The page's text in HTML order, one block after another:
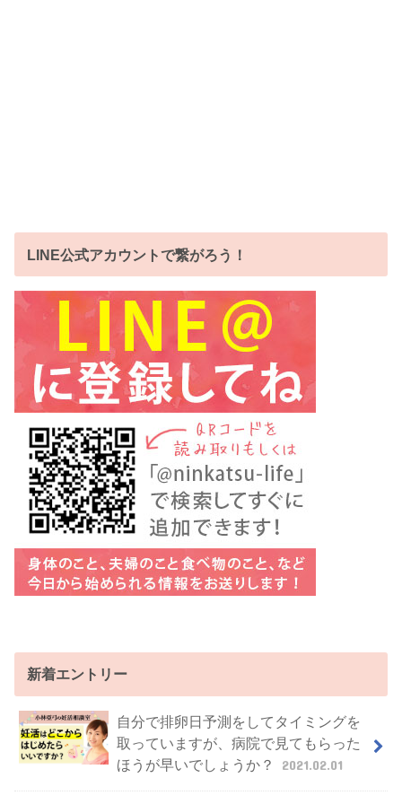
LINE公式アカウントで繋がろう！
新着エントリー
自分で排卵日予測をしてタイミングを
取っていますが、病院で見てもらった
ほうが早いでしょうか？
2021.02.01